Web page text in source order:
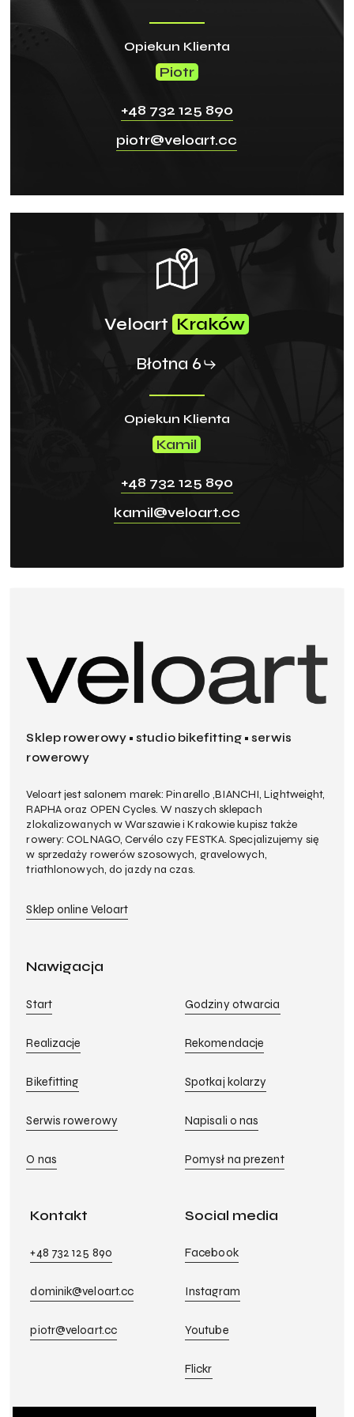
Opiekun Klienta
Piotr
+48 732 125 890
piotr@veloart.cc
Veloart Kraków
Błotna 6
Opiekun Klienta
Kamil
+48 732 125 890
kamil@veloart.cc
Sklep rowerowy • studio bikefitting • serwis
rowerowy
Veloart jest salonem marek: Pinarello ,BIANCHI, Lightweight,
RAPHA oraz OPEN Cycles. W naszych sklepach
zlokalizowanych w Warszawie i Krakowie kupisz także
rowery: COLNAGO, Cervélo czy FESTKA. Specjalizujemy się
w sprzedaży rowerów szosowych, gravelowych,
triathlonowych, do jazdy na czas.
Sklep online Veloart
Nawigacja
Start
Realizacje
Bikefitting
Serwis rowerowy
O nas
Godziny otwarcia
Rekomendacje
Spotkaj kolarzy
Napisali o nas
Pomysł na prezent
Kontakt
+48 732 125 890
dominik@veloart.cc
piotr@veloart.cc
Social media
Facebook
Instagram
Youtube
Flickr